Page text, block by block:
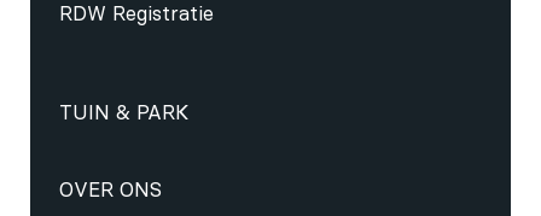
RDW Registratie
TUIN & PARK
OVER ONS